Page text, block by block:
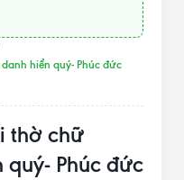
hiển quý- Phúc đức
thờ chữ
quý- Phúc đức